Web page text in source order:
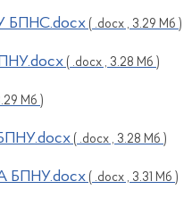
БПНС.docx ( .docx , 3.29 Мб )
( .docx , 3.28 Мб )
Мб )
( .docx , 3.28 Мб )
( .docx , 3.31 Мб )